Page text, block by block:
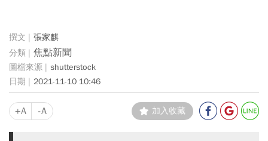
張家麒
焦點新聞
shutterstock
2021-11-10 10:46
+A -A 加入收藏